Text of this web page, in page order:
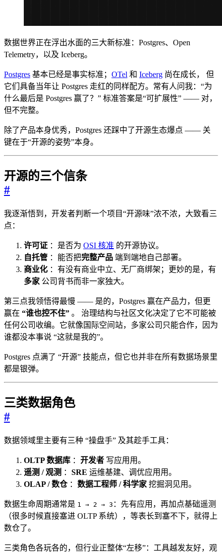
数据世界正在浮出水面的三大新标准：Postgres、Open
Telemetry，以及 Iceberg。
Postgres 基本已经是事实标准； OTel 和 Iceberg 尚在成长， 但
它们具备当年让 Postgres 走红的同样配方。常有人问我：“为
什么最后是 Postgres 赢了？” 标准答案是“可扩展性” —— 对，
但不完整。
除了产品本身优秀，Postgres 还踩中了开源生态爆点 —— 关
键在于“开源的姿势”本身。
开源的三个信条
#
我逐渐悟到，开发者判断一个项目“开源味”浓不浓，大致看三
点：
许可证 ：是否为 OSI 核准 的开源协议。
自托管 ：能否把完整产品 端到端地自己部署。
商业化 ：有没有商业中立、无厂商绑架；更妙的是，有
多家 公司背书而非一家独大。
第三点我领悟得最慢 —— 是的，Postgres 赢在产品力，但更
赢在 “谁也控不住” 。 治理结构与社区文化决定了它不可能被
任何公司收编。它就像国际空间站，多家公司只能合作，因为
谁都没本事说 “这就是我的”。
Postgres 点满了 “开源” 技能点，但它也并非在所有数据场景里
都是银弹。
三类数据角色
#
数据领域里主要有三种 “操盘手” 及其趁手工具：
OLTP 数据库 ： 开发者 写应用用。
遥测 / 观测 ： SRE 运维基建、调优应用用。
OLAP / 数仓： 数据工程师 / 科学家 挖掘洞见用。
数据生命周期通常是 1 → 2 → 3 ：先有应用，再加点基础遥测
（很多时候直接塞进 OLTP 系统），等表长到塞不下，就得上
数仓了。
三类角色各玩各的，但行业正整体“左移”：工具越发友好，观